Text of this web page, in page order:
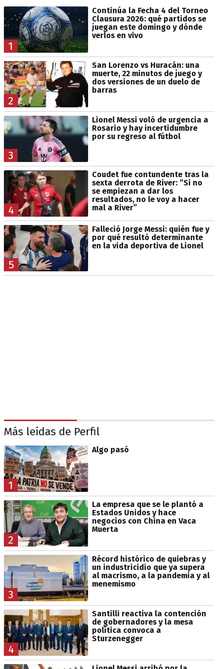
1
Continúa la Fecha 4 del Torneo
Clausura 2026: qué partidos se
juegan este domingo y dónde
verlos en vivo
2
San Lorenzo vs Huracán: una
muerte, 22 minutos de juego y
dos versiones de un duelo de
barras
3
Lionel Messi voló de urgencia a
Rosario y hay incertidumbre
por su regreso al fútbol
4
Coudet fue contundente tras la
sexta derrota de River: “Si no
se empiezan a dar los
resultados, no le voy a hacer
mal a River”
5
Falleció Jorge Messi: quién fue y
por qué resultó determinante
en la vida deportiva de Lionel
Más leídas de Perfil
1
Algo pasó
2
La empresa que se le plantó a
Estados Unidos y hace
negocios con China en Vaca
Muerta
3
Récord histórico de quiebras y
un industricidio que ya supera
al macrismo, a la pandemia y al
menemismo
4
Santilli reactiva la contención
de gobernadores y la mesa
política convoca a
Sturzenegger